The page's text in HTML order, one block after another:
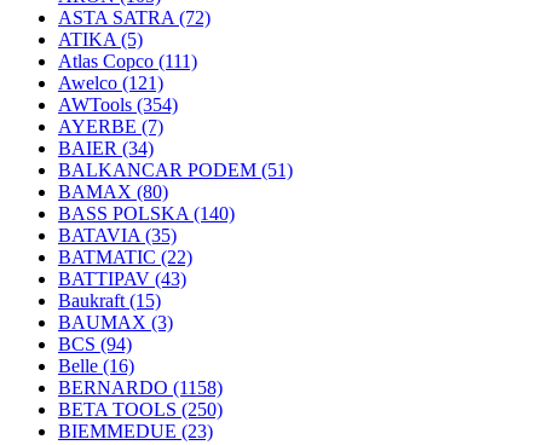
ASTA SATRA (72)
ATIKA (5)
Atlas Copco (111)
Awelco (121)
AWTools (354)
AYERBE (7)
BAIER (34)
BALKANCAR PODEM (51)
BAMAX (80)
BASS POLSKA (140)
BATAVIA (35)
BATMATIC (22)
BATTIPAV (43)
Baukraft (15)
BAUMAX (3)
BCS (94)
Belle (16)
BERNARDO (1158)
BETA TOOLS (250)
BIEMMEDUE (23)